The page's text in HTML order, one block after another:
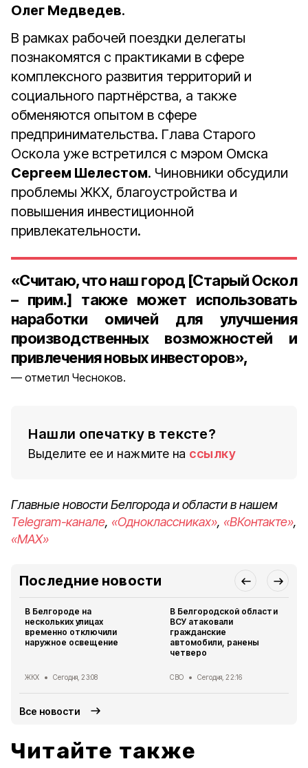
Олег Медведев.
В рамках рабочей поездки делегаты
познакомятся с практиками в сфере
комплексного развития территорий и
социального партнёрства, а также
обменяются опытом в сфере
предпринимательства. Глава Старого
Оскола уже встретился с мэром Омска
Сергеем Шелестом. Чиновники обсудили
проблемы ЖКХ, благоустройства и
повышения инвестиционной
привлекательности.
«Считаю, что наш город [Старый Оскол
– прим.] также может использовать
наработки омичей для улучшения
производственных возможностей и
привлечения новых инвесторов»,
отметил Чесноков.
Нашли опечатку в тексте?
Выделите ее и нажмите на ссылку
Главные новости Белгорода и области в нашем
Telegram-канале, «Одноклассниках», «ВКонтакте»,
«MAX»
Последние новости
В Белгороде на
нескольких улицах
временно отключили
наружное освещение
ЖКХ Сегодня, 23:08
В Белгородской области
ВСУ атаковали
гражданские
автомобили, ранены
четверо
СВО Сегодня, 22:16
Все новости
Читайте также